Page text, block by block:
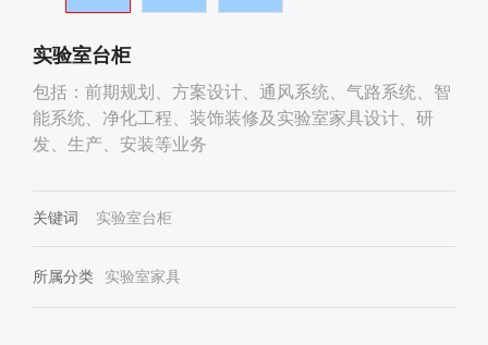
实验室台柜
包括：前期规划、方案设计、通风系统、气路系统、智
能系统、净化工程、装饰装修及实验室家具设计、研
发、生产、安装等业务
关键词 实验室台柜
所属分类 实验室家具